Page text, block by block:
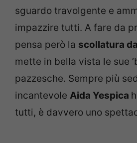
sguardo travolgente e
impazzire tutti. A fare da
pensa però la scollatura
mette in bella vista le sue
pazzesche. Sempre più
incantevole Aida Yespica
tutti, è davvero uno